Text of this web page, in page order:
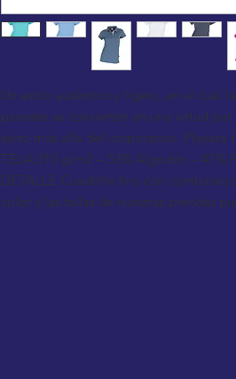
Un estilo auténtico y ligero, en el cual
paredes se convierten en una virtud
éxito más allá del corporativo.
TELA:210 g/m2 – 53% Algodón – 47%
DETALLE:Cuadrille fino con
color y las tallas de nuestras prendas